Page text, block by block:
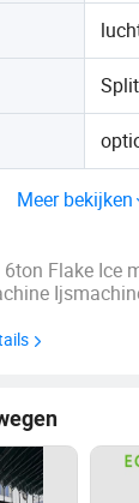
Meer bekijken
Flake Ice
droog en